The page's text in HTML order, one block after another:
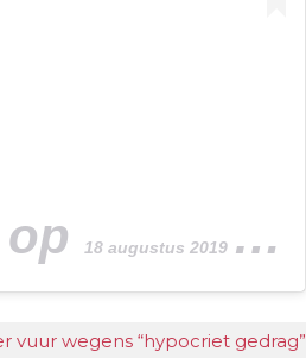
op 18 augustus 2019 om 10:18 (PDT)
vuur wegens “hypocriet gedrag”